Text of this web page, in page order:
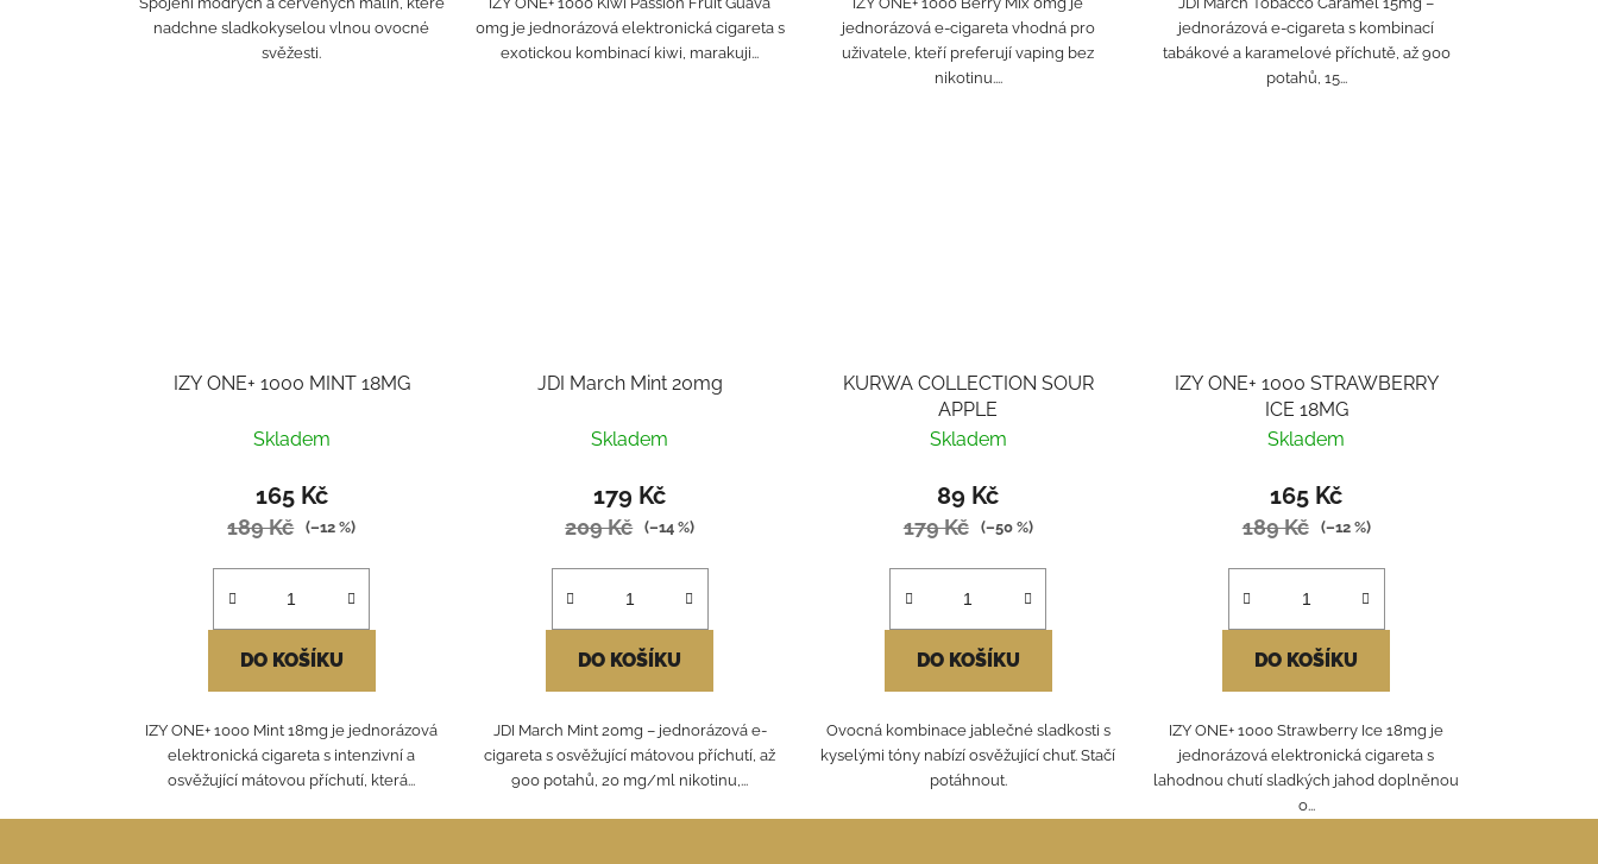
nadchne sladkokyselou vlnou ovocné
svěžesti.
0mg je jednorázová elektronická cigareta s
exotickou kombinací kiwi, marakuji...
jednorázová e-cigareta vhodná pro
uživatele, kteří preferují vaping bez
nikotinu....
jednorázová e-cigareta s kombinací
tabákové a karamelové příchutě, až 900
potahů, 15...
IZY ONE+ 1000 MINT 18MG
Skladem
165 Kč
189 Kč (–12 %)
DO KOŠÍKU
IZY ONE+ 1000 Mint 18mg je jednorázová
elektronická cigareta s intenzivní a
osvěžující mátovou příchutí, která...
JDI March Mint 20mg
Skladem
179 Kč
209 Kč (–14 %)
DO KOŠÍKU
JDI March Mint 20mg – jednorázová e-
cigareta s osvěžující mátovou příchutí, až
900 potahů, 20 mg/ml nikotinu,...
KURWA COLLECTION SOUR
APPLE
Skladem
89 Kč
179 Kč (–50 %)
DO KOŠÍKU
Ovocná kombinace jablečné sladkosti s
kyselými tóny nabízí osvěžující chuť. Stačí
potáhnout.
IZY ONE+ 1000 STRAWBERRY
ICE 18MG
Skladem
165 Kč
189 Kč (–12 %)
DO KOŠÍKU
IZY ONE+ 1000 Strawberry Ice 18mg je
jednorázová elektronická cigareta s
lahodnou chutí sladkých jahod doplněnou
o...